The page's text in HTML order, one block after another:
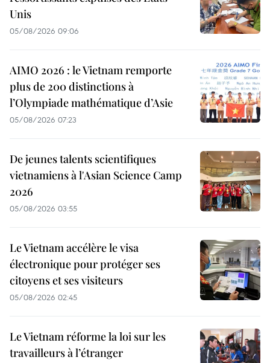
Unis
05/08/2026 09:06
AIMO 2026 : le Vietnam remporte
plus de 200 distinctions à
l’Olympiade mathématique d’Asie
05/08/2026 07:23
De jeunes talents scientifiques
vietnamiens à l'Asian Science Camp
2026
05/08/2026 03:55
Le Vietnam accélère le visa
électronique pour protéger ses
citoyens et ses visiteurs
05/08/2026 02:45
Le Vietnam réforme la loi sur les
travailleurs à l’étranger